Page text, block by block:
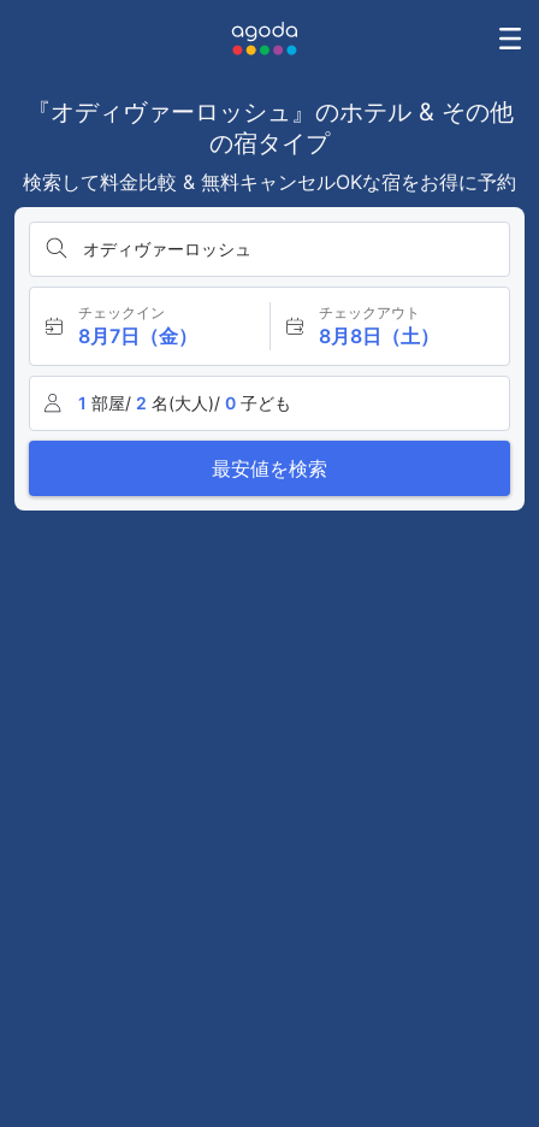
『オディヴァーロッシュ』のホテル & その他
の宿タイプ
検索して料金比較 & 無料キャンセルOKな宿をお得に予約
オディヴァーロッシュ
チェックイン
8月7日（金）
チェックアウト
8月8日（土）
1 部屋/ 2 名(大人)/ 0 子ども
最安値を検索